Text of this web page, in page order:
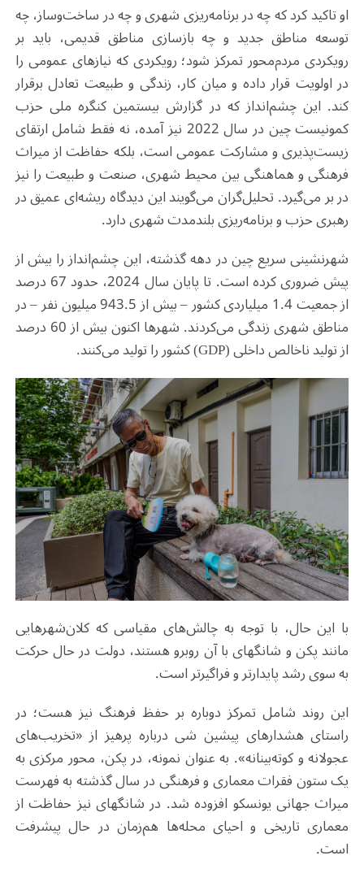
او تاکید کرد که چه در برنامه‌ریزی شهری و چه در ساخت‌وساز، چه
توسعه مناطق جدید و چه بازسازی مناطق قدیمی، باید بر
رویکردی مردم‌محور تمرکز شود؛ رویکردی که نیازهای عمومی را
در اولویت قرار داده و میان کار، زندگی و طبیعت تعادل برقرار
کند. این چشم‌انداز که در گزارش بیستمین کنگره ملی حزب
کمونیست چین در سال 2022 نیز آمده، نه‌ فقط شامل ارتقای
زیست‌پذیری و مشارکت عمومی است، بلکه حفاظت از میراث
فرهنگی و هماهنگی بین محیط شهری، صنعت و طبیعت را نیز
در بر می‌گیرد. تحلیل‌گران می‌گویند این دیدگاه ریشه‌ای عمیق در
رهبری حزب و برنامه‌ریزی بلندمدت شهری دارد.
شهرنشینی سریع چین در دهه گذشته، این چشم‌انداز را بیش از
پیش ضروری کرده است. تا پایان سال 2024، حدود 67 درصد
از جمعیت 1.4 میلیاردی کشور – بیش از 943.5 میلیون نفر – در
مناطق شهری زندگی می‌کردند. شهرها اکنون بیش از 60 درصد
از تولید ناخالص داخلی (GDP) کشور را تولید می‌کنند.
با این حال، با توجه به چالش‌های مقیاسی که کلان‌شهرهایی
مانند پکن و شانگهای با آن روبرو هستند، دولت در حال حرکت
به سوی رشد پایدارتر و فراگیرتر است.
این روند شامل تمرکز دوباره بر حفظ فرهنگ نیز هست؛ در
راستای هشدارهای پیشین شی درباره پرهیز از «تخریب‌های
عجولانه و کوته‌بینانه». به عنوان نمونه، در پکن، محور مرکزی به
یک ستون فقرات معماری و فرهنگی در سال گذشته به فهرست
میراث جهانی یونسکو افزوده شد. در شانگهای نیز حفاظت از
معماری تاریخی و احیای محله‌ها هم‌زمان در حال پیشرفت
است.